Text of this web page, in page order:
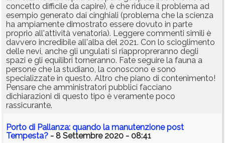
concetto difficile da capire), è che riduce il problema ad
esempio generato dai cinghiali (problema che la scienza
ha ampiamente dimostrato essere dovuto in parte
proprio all'attività venatoria). Leggere commenti simili è
davvero incredibile all'alba del 2021. Con lo scioglimento
delle nevi, anche gli ungulati si riappropreranno degli
spazi e gli equilibri torneranno. Fate seguire la fauna a
persone che la studiano, la conoscono e sono
specializzate in questo. Altro che piano di contenimento!
Pensare che amministratori pubblici facciano
dichiarazioni di questo tipo è veramente poco
rassicurante.
Porto di Pallanza: quando la manutenzione post
Tempesta? - 8 Settembre 2020 - 08:41